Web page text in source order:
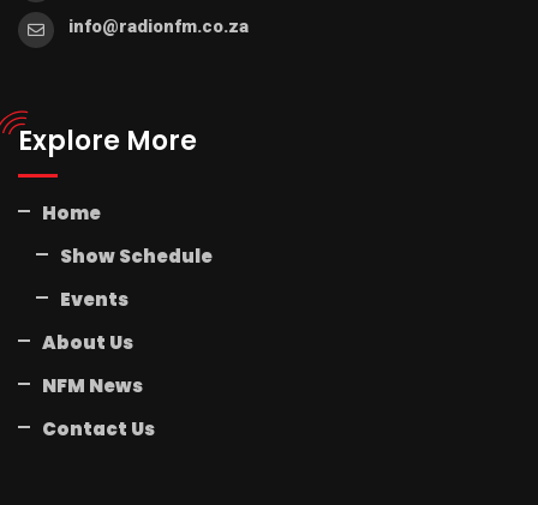
info@radionfm.co.za
Explore More
Home
Show Schedule
Events
About Us
NFM News
Contact Us